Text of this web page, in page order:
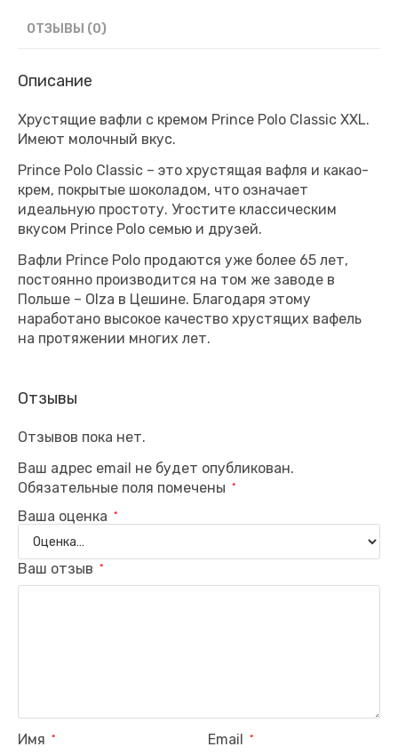
ОТЗЫВЫ (0)
Описание
Хрустящие вафли с кремом Prince Polo Classic XXL.
Имеют молочный вкус.
Prince Polo Classic – это хрустящая вафля и какао-
крем, покрытые шоколадом, что означает
идеальную простоту. Угостите классическим
вкусом Prince Polo семью и друзей.
Вафли Prince Polo продаются уже более 65 лет,
постоянно производится на том же заводе в
Польше – Olza в Цешине. Благодаря этому
наработано высокое качество хрустящих вафель
на протяжении многих лет.
Отзывы
Отзывов пока нет.
Ваш адрес email не будет опубликован.
Обязательные поля помечены
*
Ваша оценка *
Ваш отзыв *
Имя * Email *